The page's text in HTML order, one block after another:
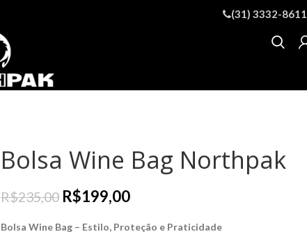
(31) 3332-8611
Bolsa Wine Bag Northpak
R$235,00 R$199,00
Bolsa Wine Bag – Estilo, Proteção e Praticidade